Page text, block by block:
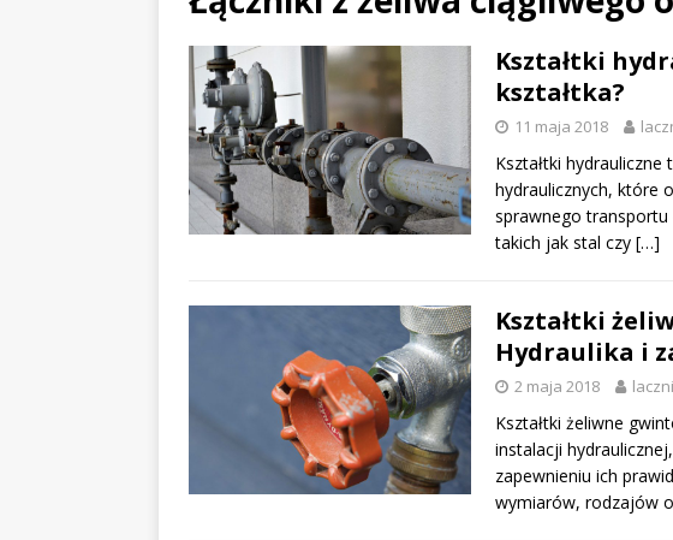
Kształtki
kształtka?
11 maja 2018
Kształtki
hydraulicznych, które
sprawnego transportu
takich jak stal czy […]
Kształtki
Hydraulika i
2 maja 2018
Kształtki żeliwne
instalacji
zapewnieniu ich
wymiarów, rodzajów